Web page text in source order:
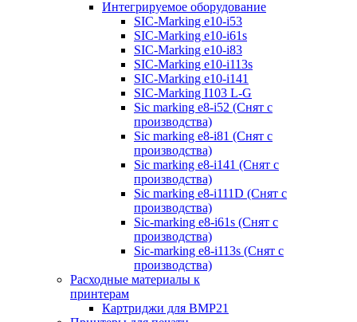
Интегрируемое оборудование
SIC-Marking e10-i53
SIC-Marking e10-i61s
SIC-Marking e10-i83
SIC-Marking e10-i113s
SIC-Marking e10-i141
SIC-Marking I103 L-G
Sic marking e8-i52 (Снят с
производства)
Sic marking e8-i81 (Снят с
производства)
Sic marking e8-i141 (Снят с
производства)
Sic marking e8-i111D (Снят с
производства)
Sic-marking e8-i61s (Снят с
производства)
Sic-marking e8-i113s (Снят с
производства)
Расходные материалы к
принтерам
Картриджи для BMP21